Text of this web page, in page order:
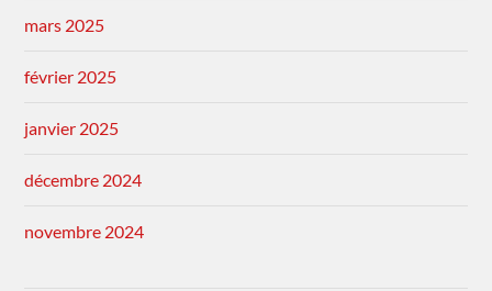
mars 2025
février 2025
janvier 2025
décembre 2024
novembre 2024